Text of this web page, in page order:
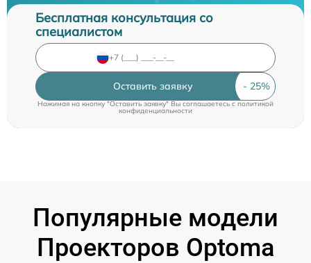
Бесплатная консультация со
специалистом
Оставить заявку
Нажимая на кнопку "Оставить заявку" Вы соглашаетесь cполитикой
конфиденциальности
Популярные модели
Проекторов Optoma